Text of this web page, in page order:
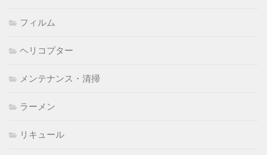
フィルム
ヘリコプター
メンテナンス・清掃
ラーメン
リキュール